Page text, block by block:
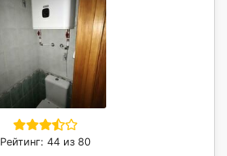
Рейтинг: 44 из 80